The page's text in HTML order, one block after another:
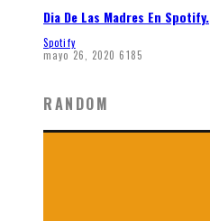
Dia De Las Madres En Spotify.
Spotify
mayo 26, 2020 6185
RANDOM